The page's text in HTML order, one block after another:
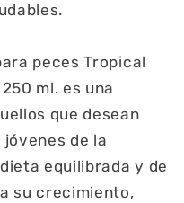
peces Tropical
ml. es una
que desean
de la
equilibrada y de
su crecimiento,